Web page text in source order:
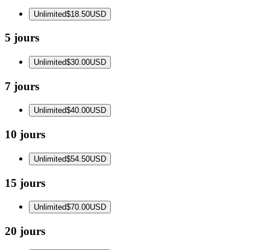
Unlimited$18.50USD
5 jours
Unlimited$30.00USD
7 jours
Unlimited$40.00USD
10 jours
Unlimited$54.50USD
15 jours
Unlimited$70.00USD
20 jours